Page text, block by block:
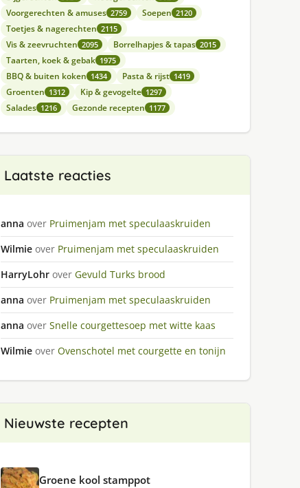
Voorgerechten & amuses 2759 Soepen 2120
Toetjes & nagerechten 2115
Vis & zeevruchten 2095 Borrelhapjes & tapas 2015
Taarten, koek & gebak 1975
BBQ & buiten koken 1434 Pasta & rijst 1419
Groenten 1312 Kip & gevogelte 1297
Salades 1216 Gezonde recepten 1177
Laatste reacties
anna over Pruimenjam met speculaaskruiden
Wilmie over Pruimenjam met speculaaskruiden
HarryLohr over Gevuld Turks brood
anna over Pruimenjam met speculaaskruiden
anna over Snelle courgettesoep met witte kaas
Wilmie over Ovenschotel met courgette en tonijn
Nieuwste recepten
Groene kool stamppot